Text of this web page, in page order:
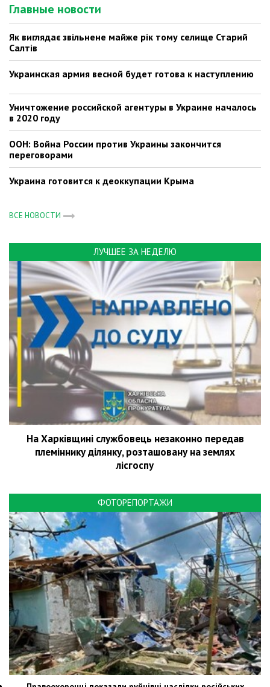
Главные новости
Як виглядає звільнене майже рік тому селище Старий
Салтів
Украинская армия весной будет готова к наступлению
Уничтожение российской агентуры в Украине началось
в 2020 году
ООН: Война России против Украины закончится
переговорами
Украина готовится к деоккупации Крыма
ВСЕ НОВОСТИ
ЛУЧШЕЕ ЗА НЕДЕЛЮ
На Харківщині службовець незаконно передав
племіннику ділянку, розташовану на землях
лісгоспу
ФОТОРЕПОРТАЖИ